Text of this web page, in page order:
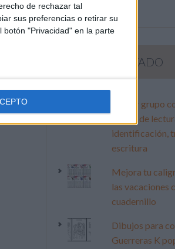
de rechazar tal
sus preferencias o retirar su
botón "Privacidad" en la parte
LO MÁS VISITADO
Primer grupo
Fichas de
identificación,
escritura
Mejora tu
las vacaciones
cuadernillo
Dibujos para
Guerreras K